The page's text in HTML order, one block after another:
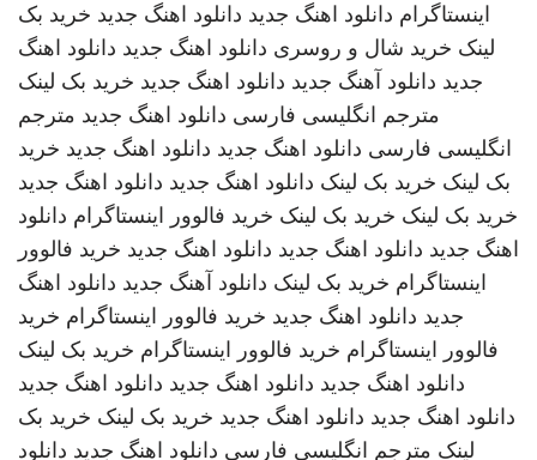
اینستاگرام دانلود اهنگ جدید دانلود اهنگ جدید خرید بک
لینک خرید شال و روسری دانلود اهنگ جدید دانلود اهنگ
جدید دانلود آهنگ جدید دانلود اهنگ جدید خرید بک لینک
مترجم انگلیسی فارسی دانلود اهنگ جدید مترجم
انگلیسی فارسی دانلود اهنگ جدید دانلود اهنگ جدید خرید
بک لینک خرید بک لینک دانلود اهنگ جدید دانلود اهنگ جدید
خرید بک لینک خرید بک لینک خرید فالوور اینستاگرام دانلود
اهنگ جدید دانلود اهنگ جدید دانلود اهنگ جدید خرید فالوور
اینستاگرام خرید بک لینک دانلود آهنگ جدید دانلود اهنگ
جدید دانلود اهنگ جدید خرید فالوور اینستاگرام خرید
فالوور اینستاگرام خرید فالوور اینستاگرام خرید بک لینک
دانلود اهنگ جدید دانلود اهنگ جدید دانلود اهنگ جدید
دانلود اهنگ جدید دانلود اهنگ جدید خرید بک لینک خرید بک
لینک مترجم انگلیسی فارسی دانلود اهنگ جدید دانلود